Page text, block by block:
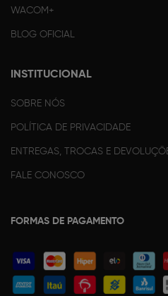
WACOM+
BLOG OFICIAL
INSTITUCIONAL
SOBRE NÓS
POLÍTICA DE PRIVACIDADE
ENTREGAS, TROCAS E
FALE CONOSCO
FORMAS DE PAGAMENTO